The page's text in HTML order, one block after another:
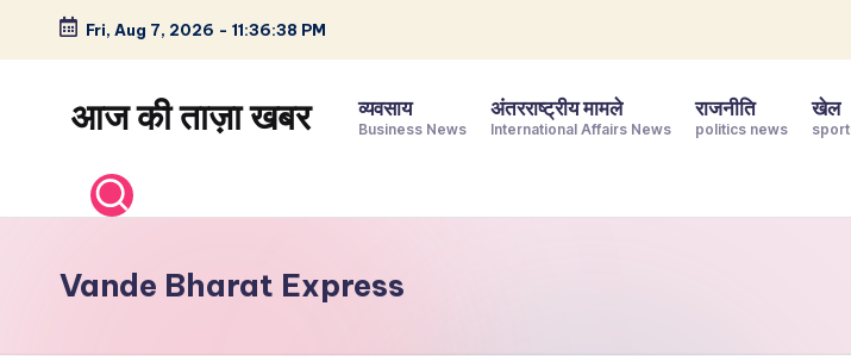
Skip
content
Fri, Aug 7, 2026 - 11:36:39 PM
आज की ताज़ा खबर
–
व्यवसाय
Business News
अंतरराष्ट्रीय मामले
International Affairs News
राजनीति
politics news
खेल
Vande Bharat Express